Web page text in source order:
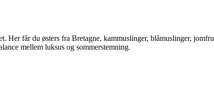
Her får du østers fra Bretagne, kammuslinger, blåmuslinger,
mellem luksus og sommerstemning.